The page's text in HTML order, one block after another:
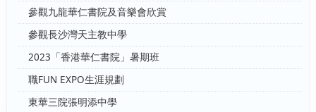
參觀九龍華仁書院及音樂會欣賞
參觀長沙灣天主教中學
2023「香港華仁書院」暑期班
職FUN EXPO生涯規劃
東華三院張明添中學